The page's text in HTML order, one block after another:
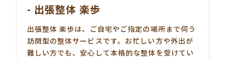
- 出張整体 楽歩
出張整体 楽歩は、ご自宅やご指定の場所まで伺う
訪問型の整体サービスです。お忙しい方や外出が
難しい方でも、安心して本格的な整体を受けてい